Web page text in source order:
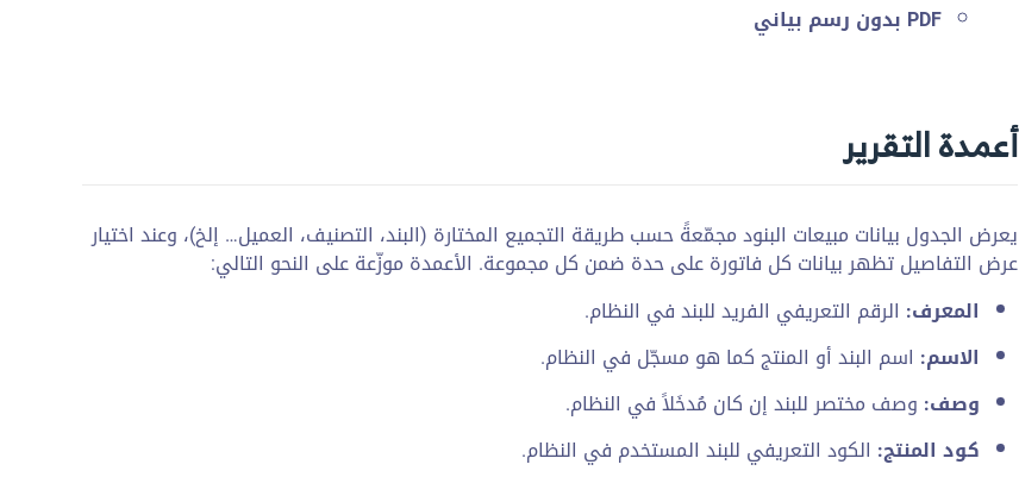
PDF بدون رسم بياني
أعمدة التقرير
يعرض الجدول بيانات مبيعات البنود مجمّعةً حسب طريقة التجميع المختارة (البند، التصنيف، العميل… إلخ)، وعند اختيار
عرض التفاصيل تظهر بيانات كل فاتورة على حدة ضمن كل مجموعة. الأعمدة موزّعة على النحو التالي:
المعرف: الرقم التعريفي الفريد للبند في النظام.
الاسم: اسم البند أو المنتج كما هو مسجّل في النظام.
وصف: وصف مختصر للبند إن كان مُدخَلاً في النظام.
كود المنتج: الكود التعريفي للبند المستخدم في النظام.